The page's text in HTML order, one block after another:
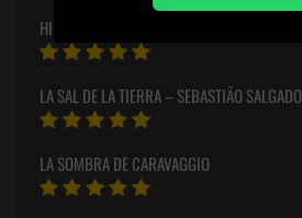
HILMA
LA SAL DE LA TIERRA – SEBASTIÃO SALGADO
LA SOMBRA DE CARAVAGGIO